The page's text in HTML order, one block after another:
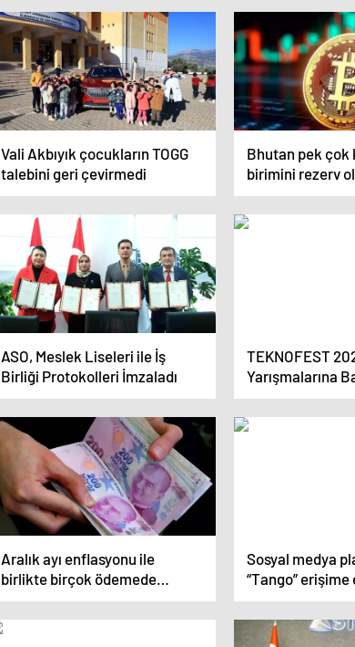
Vali Akbıyık çocukların TOGG
talebini geri çevirmedi
Bhutan pek çok
birimini rezerv
ASO, Meslek Liseleri ile İş
Birliği Protokolleri İmzaladı
TEKNOFEST
Yarışmalarına
Başladı
Aralık ayı enflasyonu ile
birlikte birçok ödemede
tutarlar değişecek
Sosyal medya
“Tango”